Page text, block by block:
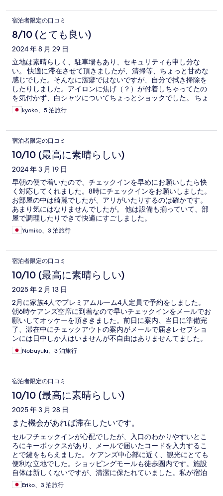
宿泊者限定の口コミ
8/10 (とても良い)
2024 年 8 月 29 日
立地は素晴らしく、駐車場もあり、セキュリティも申し分な
い。 快適に滞在させて頂きましたが、清掃等、ちょっと甘めな
感じでした。そんなに潔癖ではないですが、自分で拭き掃除を
したりしました。アイロンに焦げ（？）が付着しちゃってたの
を気付かず、白シャツについてちょっとショックでした。 ちょ
っとした問題はありましたが、次もまた泊まりたいな、と思う
施設で、満足してます。
kyoko、5 泊旅行
宿泊者限定の口コミ
10/10 (最高に素晴らしい)
2024 年 3 月 19 日
早朝の便で着いたので、チェックインを早めにお願いしたら快
く対応してくれました。8時にチェックインをお願いしました。
お部屋の中は綺麗でしたが、アリがいたりするのは確かです。
あまり気にはなりませんでしたが。 他は設備も揃っていて、部
屋で調理したりできて快適にすごしました。
Yumiko、3 泊旅行
宿泊者限定の口コミ
10/10 (最高に素晴らしい)
2025 年 2 月 13 日
2月に家族4人でプレミアムルーム4人定員で予約をしました。
朝6時ケアンズ空席に到着なので早いチェックインをメールでお
願いしてオッケーを頂ききました。前日に案内、当日に準備完
了、滞在中にチェックアウトの案内がメールで届きレセプショ
ンには日中しか人はいませんが不自由はありませんてました。
オーシャンフロントの絶景、部屋の広さ、周辺のナイトマーケ
ット、スーパーマーケット、レストラン、プロムナード、ラグ
アムでした。キッチンや食器なども充実しており、私たちは主
にスーパーでの自炊、たまに外食で贅沢をして過ごしました。
次もぜひ泊まりたいと思います。最初の鍵の受け渡しはメール
で届く番号をゲートで入力してボックスを開けるタイプなので
事前に届く案内はよく読んだほうがいいと思います。自宅より
も広く美しくホテルに泊まるよりも、このアクエリアスを強く
お勧めします。バルコニーにいるアリや虫にはご辛抱ください
Nobuyuki、3 泊旅行
宿泊者限定の口コミ
10/10 (最高に素晴らしい)
2025 年 3 月 28 日
また機会があれば滞在したいです。
セルフチェックインが心配でしたが、入口のわかりやすいとこ
ろにキーボックスがあり、メールで届いたコードを入力するこ
とで鍵をもらえました。 ケアンズ中心部に近く、観光にとても
便利な立地でした。ショッピングモールも徒歩圏内です。施設
自体は新しくないですが、清潔に保たれていました。私が宿泊
したのはオーシャンビューのお部屋で晴れるととても景色が良
かったです。大きな冷蔵庫や食洗機、さらにコーヒーメーカー
Eriko、3 泊旅行